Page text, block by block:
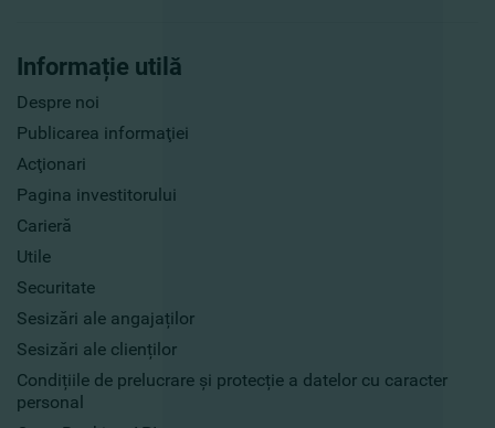
Informație utilă
Despre noi
Publicarea informaţiei
Acţionari
Pagina investitorului
Carieră
Utile
Securitate
Sesizări ale angajaților
Sesizări ale clienților
Condițiile de prelucrare și protecție a datelor cu caracter
personal